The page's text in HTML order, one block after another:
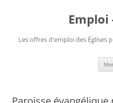
Emploi
Les offres d'emploi des Églises